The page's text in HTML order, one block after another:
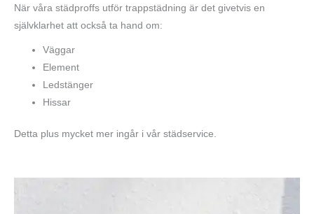
När våra städproffs utför trappstädning är det givetvis en
självklarhet att också ta hand om:
Väggar
Element
Ledstänger
Hissar
Detta plus mycket mer ingår i vår städservice.